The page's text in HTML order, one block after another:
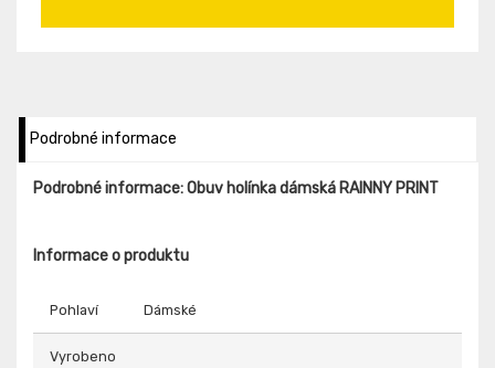
Podrobné informace
Podrobné informace: Obuv holínka dámská RAINNY PRINT
Informace o produktu
Pohlaví Dámské
Vyrobeno